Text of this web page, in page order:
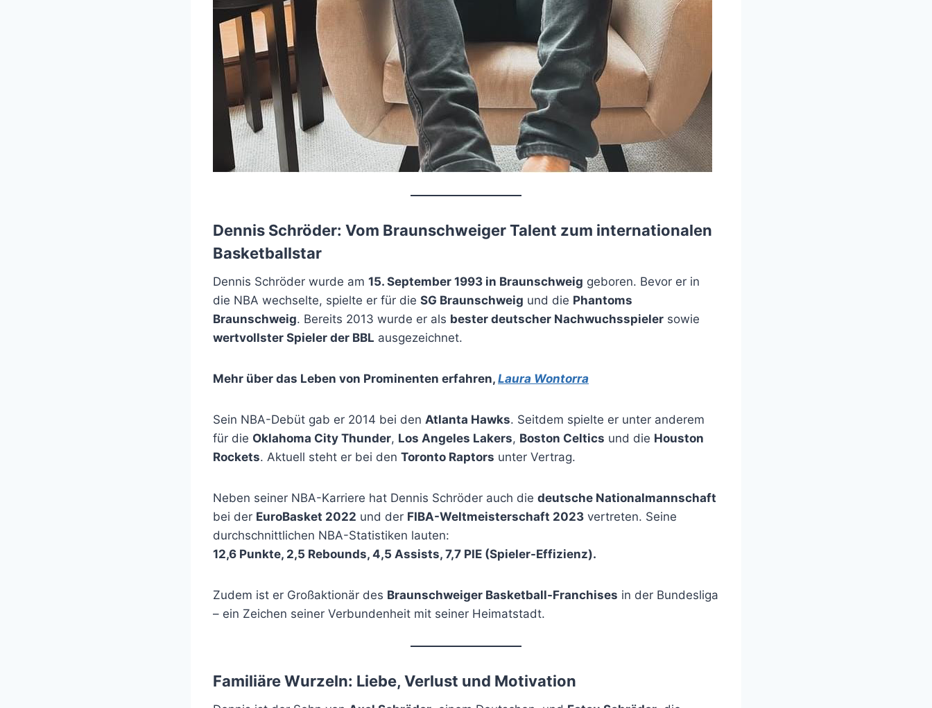
Dennis Schröder: Vom Braunschweiger Talent zum internationalen
Basketballstar
Dennis Schröder wurde am 15. September 1993 in Braunschweig geboren. Bevor er in
die NBA wechselte, spielte er für die SG Braunschweig und die Phantoms
Braunschweig. Bereits 2013 wurde er als bester deutscher Nachwuchsspieler sowie
wertvollster Spieler der BBL ausgezeichnet.
Mehr über das Leben von Prominenten erfahren, Laura Wontorra
Sein NBA-Debüt gab er 2014 bei den Atlanta Hawks. Seitdem spielte er unter anderem
für die Oklahoma City Thunder, Los Angeles Lakers, Boston Celtics und die Houston
Rockets. Aktuell steht er bei den Toronto Raptors unter Vertrag.
Neben seiner NBA-Karriere hat Dennis Schröder auch die deutsche Nationalmannschaft
bei der EuroBasket 2022 und der FIBA-Weltmeisterschaft 2023 vertreten. Seine
durchschnittlichen NBA-Statistiken lauten:
12,6 Punkte, 2,5 Rebounds, 4,5 Assists, 7,7 PIE (Spieler-Effizienz).
Zudem ist er Großaktionär des Braunschweiger Basketball-Franchises in der Bundesliga
– ein Zeichen seiner Verbundenheit mit seiner Heimatstadt.
Familiäre Wurzeln: Liebe, Verlust und Motivation